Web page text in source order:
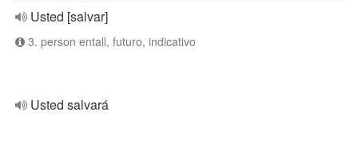
Usted [salvar]
3. person entall, futuro, indicativo
Usted salvará